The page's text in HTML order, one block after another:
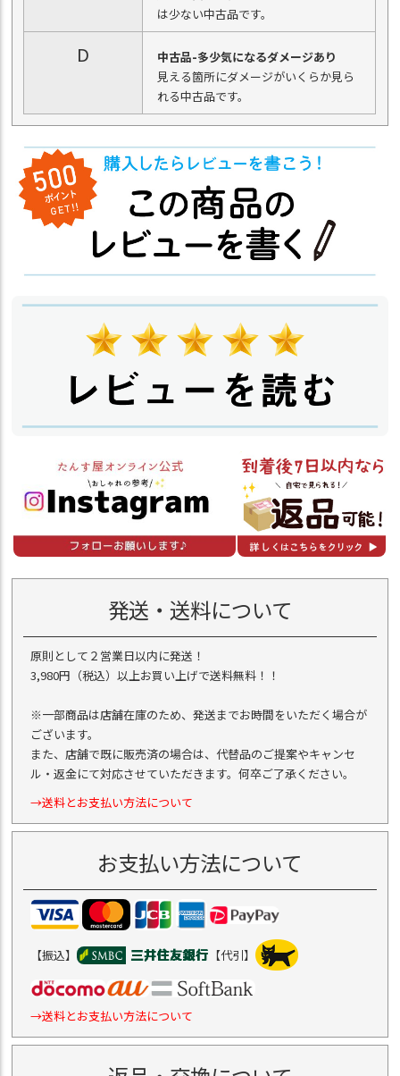
は少ない中古品です。
D
中古品-多少気になるダメージあり
見える箇所にダメージがいくらか見ら
れる中古品です。
発送・送料について
原則として２営業日以内に発送！
3,980円（税込）以上お買い上げで送料無料！！
※一部商品は店舗在庫のため、発送までお時間をいただく場合が
ございます。
また、店舗で既に販売済の場合は、代替品のご提案やキャンセ
ル・返金にて対応させていただきます。何卒ご了承ください。
→送料とお支払い方法について
お支払い方法について
【振込】 【代引】
→送料とお支払い方法について